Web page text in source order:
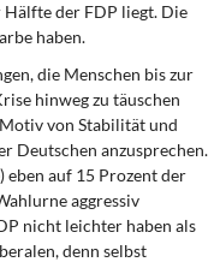
Hälfte der FDP liegt. Die
haben.
die Menschen bis zur
hinweg zu täuschen
von Stabilität und
Deutschen anzusprechen.
eben auf 15 Prozent der
aggressiv
nicht leichter haben als
denn selbst